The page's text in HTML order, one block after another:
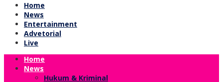
Home
News
Entertainment
Advetorial
Live
Home
News
Hukum & Kriminal